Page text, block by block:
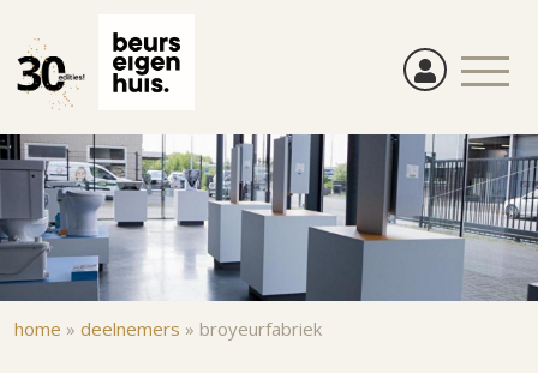
naar
de
gaan
Kruimelpad
home » deelnemers » broyeurfabriek